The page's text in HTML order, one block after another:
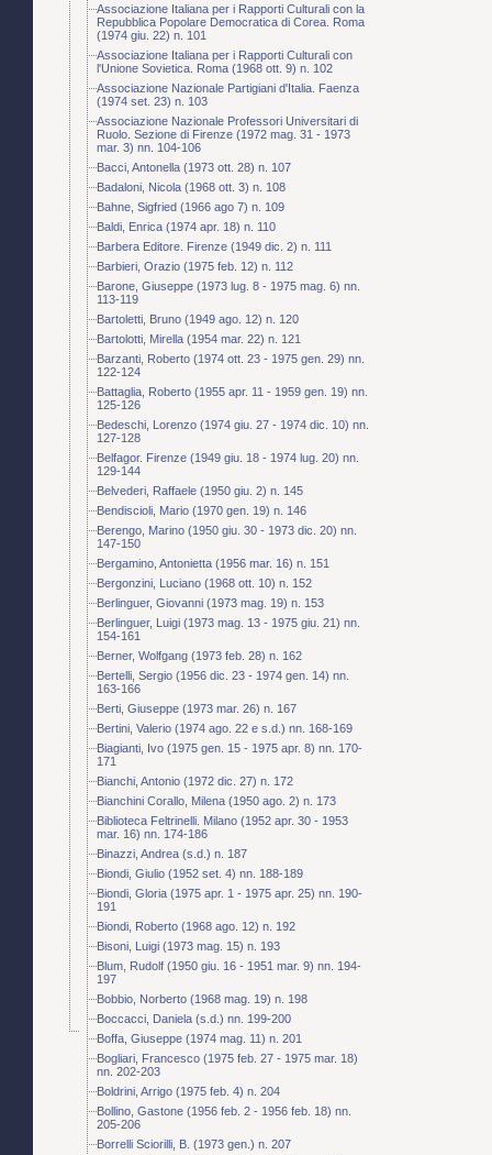
Associazione Italiana per i Rapporti Culturali con la
Repubblica Popolare Democratica di Corea. Roma
(1974 giu. 22) n. 101
Associazione Italiana per i Rapporti Culturali con
l'Unione Sovietica. Roma (1968 ott. 9) n. 102
Associazione Nazionale Partigiani d'Italia. Faenza
(1974 set. 23) n. 103
Associazione Nazionale Professori Universitari di
Ruolo. Sezione di Firenze (1972 mag. 31 - 1973
mar. 3) nn. 104-106
Bacci, Antonella (1973 ott. 28) n. 107
Badaloni, Nicola (1968 ott. 3) n. 108
Bahne, Sigfried (1966 ago 7) n. 109
Baldi, Enrica (1974 apr. 18) n. 110
Barbera Editore. Firenze (1949 dic. 2) n. 111
Barbieri, Orazio (1975 feb. 12) n. 112
Barone, Giuseppe (1973 lug. 8 - 1975 mag. 6) nn.
113-119
Bartoletti, Bruno (1949 ago. 12) n. 120
Bartolotti, Mirella (1954 mar. 22) n. 121
Barzanti, Roberto (1974 ott. 23 - 1975 gen. 29) nn.
122-124
Battaglia, Roberto (1955 apr. 11 - 1959 gen. 19) nn.
125-126
Bedeschi, Lorenzo (1974 giu. 27 - 1974 dic. 10) nn.
127-128
Belfagor. Firenze (1949 giu. 18 - 1974 lug. 20) nn.
129-144
Belvederi, Raffaele (1950 giu. 2) n. 145
Bendiscioli, Mario (1970 gen. 19) n. 146
Berengo, Marino (1950 giu. 30 - 1973 dic. 20) nn.
147-150
Bergamino, Antonietta (1956 mar. 16) n. 151
Bergonzini, Luciano (1968 ott. 10) n. 152
Berlinguer, Giovanni (1973 mag. 19) n. 153
Berlinguer, Luigi (1973 mag. 13 - 1975 giu. 21) nn.
154-161
Berner, Wolfgang (1973 feb. 28) n. 162
Bertelli, Sergio (1956 dic. 23 - 1974 gen. 14) nn.
163-166
Berti, Giuseppe (1973 mar. 26) n. 167
Bertini, Valerio (1974 ago. 22 e s.d.) nn. 168-169
Biagianti, Ivo (1975 gen. 15 - 1975 apr. 8) nn. 170-
171
Bianchi, Antonio (1972 dic. 27) n. 172
Bianchini Corallo, Milena (1950 ago. 2) n. 173
Biblioteca Feltrinelli. Milano (1952 apr. 30 - 1953
mar. 16) nn. 174-186
Binazzi, Andrea (s.d.) n. 187
Biondi, Giulio (1952 set. 4) nn. 188-189
Biondi, Gloria (1975 apr. 1 - 1975 apr. 25) nn. 190-
191
Biondi, Roberto (1968 ago. 12) n. 192
Bisoni, Luigi (1973 mag. 15) n. 193
Blum, Rudolf (1950 giu. 16 - 1951 mar. 9) nn. 194-
197
Bobbio, Norberto (1968 mag. 19) n. 198
Boccacci, Daniela (s.d.) nn. 199-200
Boffa, Giuseppe (1974 mag. 11) n. 201
Bogliari, Francesco (1975 feb. 27 - 1975 mar. 18)
nn. 202-203
Boldrini, Arrigo (1975 feb. 4) n. 204
Bollino, Gastone (1956 feb. 2 - 1956 feb. 18) nn.
205-206
Borrelli Sciorilli, B. (1973 gen.) n. 207